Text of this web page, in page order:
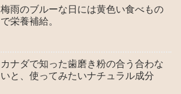
梅雨のブルーな日には黄色い食べもの
で栄養補給。
カナダで知った歯磨き粉の合う合わな
いと、使ってみたいナチュラル成分